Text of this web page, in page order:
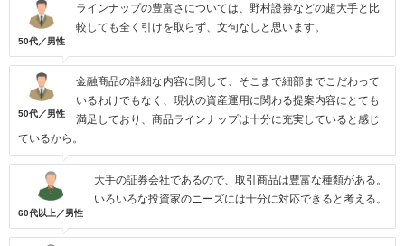
50代／男性
ラインナップの豊富さについては、野村證券などの超大手と比
較しても全く引けを取らず、文句なしと思います。
50代／男性
金融商品の詳細な内容に関して、そこまで細部までこだわって
いるわけでもなく、現状の資産運用に関わる提案内容にとても
満足しており、商品ラインナップは十分に充実していると感じ
ているから。
60代以上／男性
大手の証券会社であるので、取引商品は豊富な種類がある。
いろいろな投資家のニーズには十分に対応できると考える。